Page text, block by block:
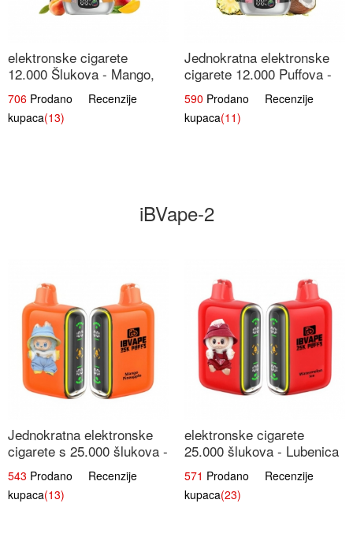
elektronske cigarete
12.000 Šlukova - Mango,
Ananas, Breskva | Tropska
Voćna Mješavina
706 Prodano Recenzije
kupaca(13)
Jednokratna elektronske
cigarete 12.000 Puffova -
Ananas i Kokos Sladoled |
Tropski Desert
590 Prodano Recenzije
kupaca(11)
iBVape-2
Jednokratna elektronske
cigarete s 25.000 šlukova -
Mango & Ananas |
Egzotična Voćna
Mješavina
543 Prodano Recenzije
kupaca(13)
elektronske cigarete
25.000 šlukova - Lubenica
Led | Osježavajući Ljetni
Okus
571 Prodano Recenzije
kupaca(23)